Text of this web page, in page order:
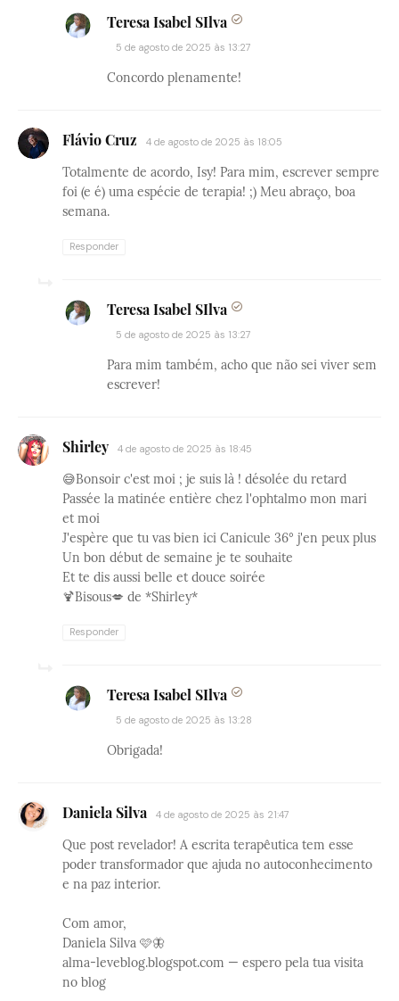
Teresa Isabel SIlva
5 de agosto de 2025 às 13:27
Concordo plenamente!
Flávio Cruz 4 de agosto de 2025 às 18:05
Totalmente de acordo, Isy! Para mim, escrever sempre
foi (e é) uma espécie de terapia! ;) Meu abraço, boa
semana.
Responder
Teresa Isabel SIlva
5 de agosto de 2025 às 13:27
Para mim também, acho que não sei viver sem
escrever!
Shirley 4 de agosto de 2025 às 18:45
😅Bonsoir c'est moi ; je suis là ! désolée du retard
Passée la matinée entière chez l'ophtalmo mon mari
et moi
J'espère que tu vas bien ici Canicule 36° j'en peux plus
Un bon début de semaine je te souhaite
Et te dis aussi belle et douce soirée
🍹Bisous💋 de *Shirley*
Responder
Teresa Isabel SIlva
5 de agosto de 2025 às 13:28
Obrigada!
Daniela Silva 4 de agosto de 2025 às 21:47
Que post revelador! A escrita terapêutica tem esse
poder transformador que ajuda no autoconhecimento
e na paz interior.
Com amor,
Daniela Silva 🩷🦋
alma-leveblog.blogspot.com — espero pela tua visita
no blog